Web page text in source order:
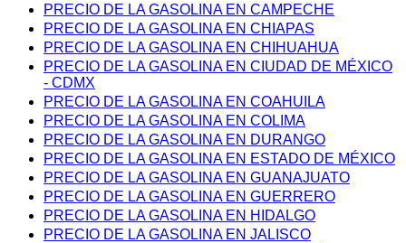
PRECIO DE LA GASOLINA EN CAMPECHE
PRECIO DE LA GASOLINA EN CHIAPAS
PRECIO DE LA GASOLINA EN CHIHUAHUA
PRECIO DE LA GASOLINA EN CIUDAD DE MÉXICO
- CDMX
PRECIO DE LA GASOLINA EN COAHUILA
PRECIO DE LA GASOLINA EN COLIMA
PRECIO DE LA GASOLINA EN DURANGO
PRECIO DE LA GASOLINA EN ESTADO DE MÉXICO
PRECIO DE LA GASOLINA EN GUANAJUATO
PRECIO DE LA GASOLINA EN GUERRERO
PRECIO DE LA GASOLINA EN HIDALGO
PRECIO DE LA GASOLINA EN JALISCO